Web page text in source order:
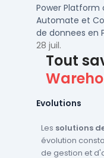
données ?
Power Platform
Automate et
de donnees en
tableaux de
integree.
28 juil.
Tout
Evolutions
Les solutions
évolution
de gestion et